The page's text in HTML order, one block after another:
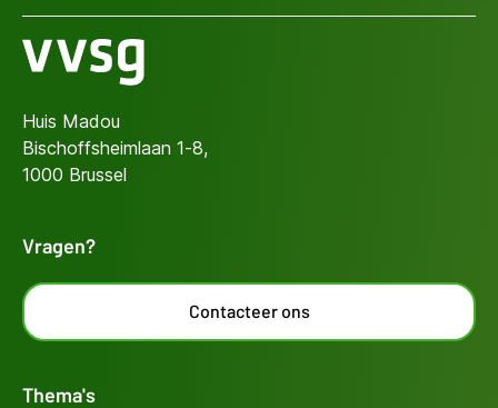
Huis Madou
Bischoffsheimlaan 1-8,
1000 Brussel
Vragen?
Contacteer ons
Thema's